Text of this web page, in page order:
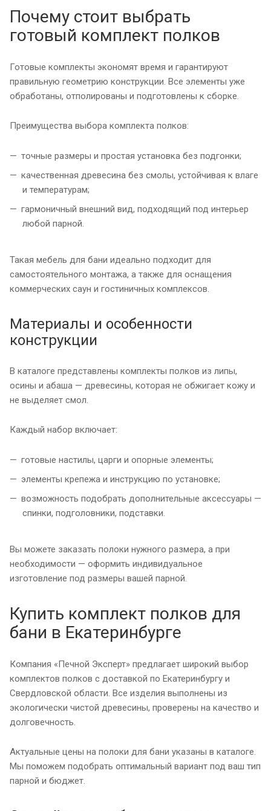
Почему стоит выбрать
готовый комплект полков
Готовые комплекты экономят время и гарантируют
правильную геометрию конструкции. Все элементы уже
обработаны, отполированы и подготовлены к сборке.
Преимущества выбора комплекта полков:
точные размеры и простая установка без подгонки;
качественная древесина без смолы, устойчивая к влаге
и температурам;
гармоничный внешний вид, подходящий под интерьер
любой парной.
Такая мебель для бани идеально подходит для
самостоятельного монтажа, а также для оснащения
коммерческих саун и гостиничных комплексов.
Материалы и особенности
конструкции
В каталоге представлены комплекты полков из липы,
осины и абаша — древесины, которая не обжигает кожу и
не выделяет смол.
Каждый набор включает:
готовые настилы, царги и опорные элементы;
элементы крепежа и инструкцию по установке;
возможность подобрать дополнительные аксессуары —
спинки, подголовники, подставки.
Вы можете заказать полоки нужного размера, а при
необходимости — оформить индивидуальное
изготовление под размеры вашей парной.
Купить комплект полков для
бани в Екатеринбурге
Компания «Печной Эксперт» предлагает широкий выбор
комплектов полков с доставкой по Екатеринбургу и
Свердловской области. Все изделия выполнены из
экологически чистой древесины, проверены на качество и
долговечность.
Актуальные цены на полоки для бани указаны в каталоге.
Мы поможем подобрать оптимальный вариант под ваш тип
парной и бюджет.